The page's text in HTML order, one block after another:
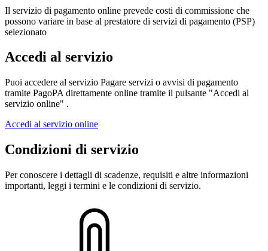
Il servizio di pagamento online prevede costi di commissione che
possono variare in base al prestatore di servizi di pagamento (PSP)
selezionato
Accedi al servizio
Puoi accedere al servizio Pagare servizi o avvisi di pagamento
tramite PagoPA direttamente online tramite il pulsante "Accedi al
servizio online" .
Accedi al servizio online
Condizioni di servizio
Per conoscere i dettagli di scadenze, requisiti e altre informazioni
importanti, leggi i termini e le condizioni di servizio.